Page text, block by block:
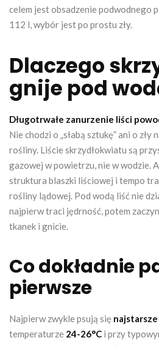
celem jest obsadzenie podwodnego
112 l, wybór jest po prostu zły.
Dlaczego
gnije pod
Długotrwałe zanurzenie liści
Nie chodzi o „słabą sztukę” ani o zły
rośliny. Liście skrzydłokwiatu są
gazowej w powietrzu, nie w wodzie.
struktura blaszki liściowej i tempo
rośliny lądowej. Pod wodą liść nie
najpierw traci jędrność, potem
tkanek i gnicie.
Co dokładnie
pierwsze
Najpierw zwykle psują się
temperaturze 24-26°C i przy